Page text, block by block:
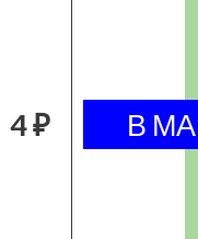
4 ₽